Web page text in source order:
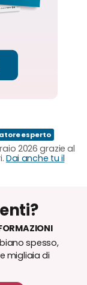
2026 grazie al
Dai anche tu il
spesso,
migliaia di